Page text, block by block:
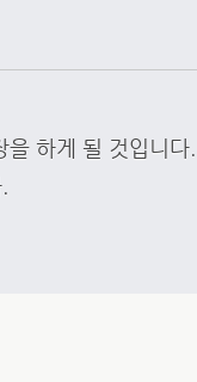
하게 될 것입니다.